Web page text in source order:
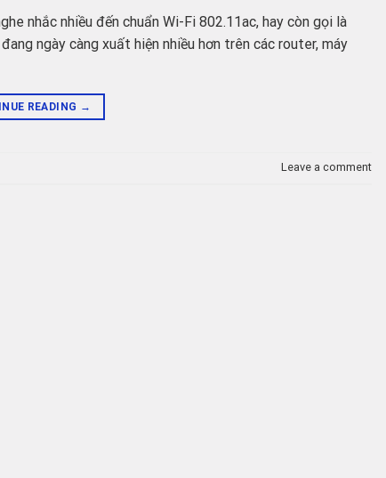
nhắc nhiều đến chuẩn Wi-Fi 802.11ac, hay còn gọi là
ngày càng xuất hiện nhiều hơn trên các router, máy
READING →
Leave a comment